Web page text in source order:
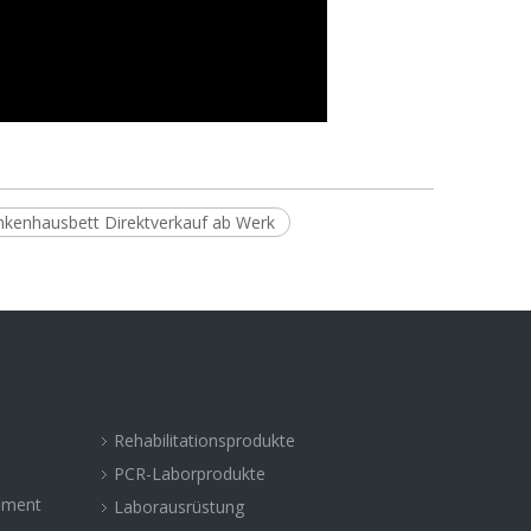
Direktverkauf ab Werk
Rehabilitationsprodukte
PCR-Laborprodukte
Laborausrüstung